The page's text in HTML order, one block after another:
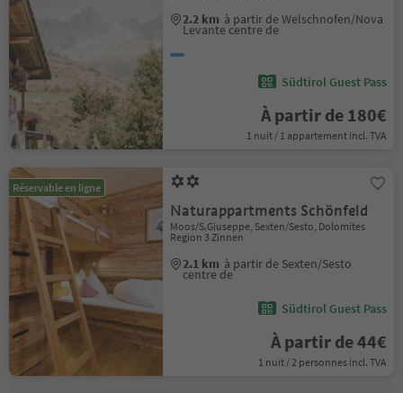
2.2 km à partir de Welschnofen/Nova
Levante centre de
Südtirol Guest Pass
À partir de 180€
1 nuit / 1 appartement incl. TVA
Réservable en ligne
Naturappartments Schönfeld
Moos/S.Giuseppe, Sexten/Sesto, Dolomites
Region 3 Zinnen
2.1 km à partir de Sexten/Sesto
centre de
Südtirol Guest Pass
À partir de 44€
1 nuit / 2 personnes incl. TVA